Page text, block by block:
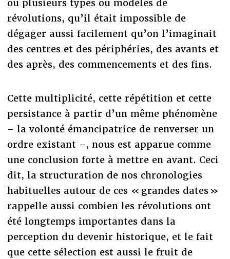
ou plusieurs types ou modèles de
révolutions, qu’il était impossible de
dégager aussi facilement qu’on l’imaginait
des centres et des périphéries, des avants et
des après, des commencements et des fins.
Cette multiplicité, cette répétition et cette
persistance à partir d’un même phénomène
– la volonté émancipatrice de renverser un
ordre existant –, nous est apparue comme
une conclusion forte à mettre en avant. Ceci
dit, la structuration de nos chronologies
habituelles autour de ces « grandes dates »
rappelle aussi combien les révolutions ont
été longtemps importantes dans la
perception du devenir historique, et le fait
que cette sélection est aussi le fruit de